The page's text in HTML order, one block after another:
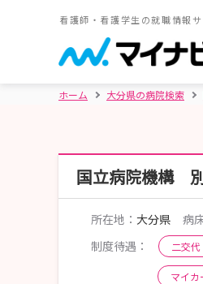
看護師・看護学生の就職情報
ホーム 大分県の病院検索
国立病院機構
所在地： 大分県 病
制度待遇：
二交代
マイカ